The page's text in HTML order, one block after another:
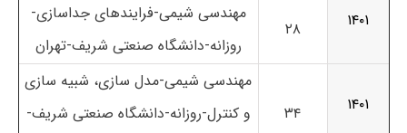
۱۴۰۱
۲۸
مهندسی شیمی-فرایندهای جداسازی-
روزانه-دانشگاه صنعتی شریف-تهران
۱۴۰۱ ۳۴
مهندسی شیمی-مدل سازی، شبیه سازی
و کنترل-روزانه-دانشگاه صنعتی شریف-